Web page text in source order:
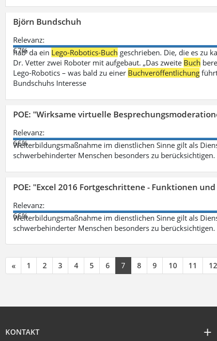
Björn Bundschuh
Relevanz:
67%
hab‘ da ein Lego-Robotics-Buch geschrieben. Die, die es zu
Dr. Vetter zwei Roboter mit aufgebaut. „Das zweite Buch
Lego-Robotics – was bald zu einer Buchveröffentlichung
Bundschuhs Interesse
POE: "Wirksame virtuelle
Relevanz:
66%
Weiterbildungsmaßnahme im dienstlichen Sinne gilt als
schwerbehinderter Menschen besonders zu berücksichtigen.
POE: "Excel 2016 Fortgeschrittene - Funktionen
Relevanz:
66%
Weiterbildungsmaßnahme im dienstlichen Sinne gilt als
schwerbehinderter Menschen besonders zu berücksichtigen.
« 1 2 3 4 5 6 7 8 9 10 11 12
KONTAKT